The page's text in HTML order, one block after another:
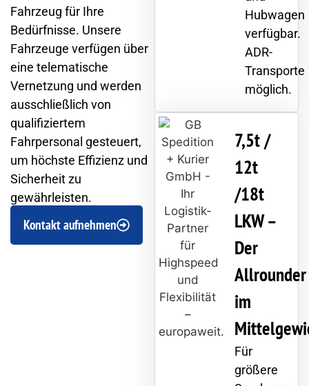
Fahrzeug für Ihre
Bedürfnisse. Unsere
Fahrzeuge verfügen über
eine telematische
Vernetzung und werden
ausschließlich von
qualifiziertem
Fahrpersonal gesteuert,
um höchste Effizienz und
Sicherheit zu
gewährleisten.
Kontakt aufnehmen
Hubwagen
verfügbar.
ADR-
Transporte
möglich.
7,5t /
12t
/18t
LKW –
Der
Allrounder
im
Für
größere